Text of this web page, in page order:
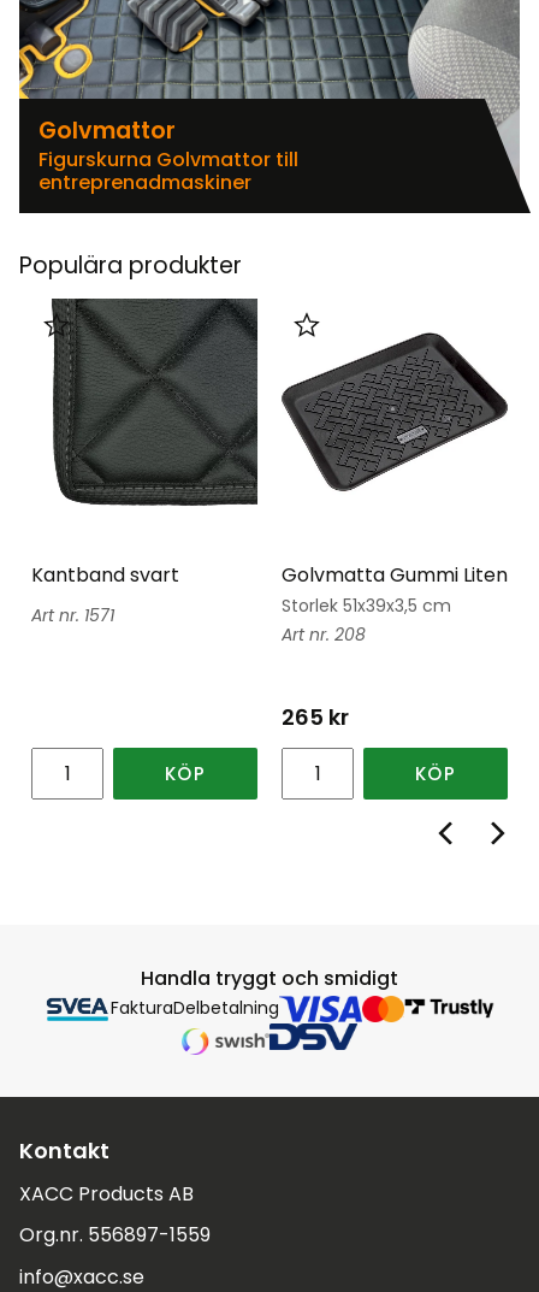
Golvmattor
Figurskurna Golvmattor till
entreprenadmaskiner
Populära produkter
Kantband svart
1571
Lägg till i favoriter
KÖP
Golvmatta Gummi Liten
Storlek 51x39x3,5 cm
208
265 kr
Lägg till i favoriter
KÖP
Handla tryggt och smidigt
FakturaDelbetalning
Kontakt
XACC Products AB
Org.nr. 556897-1559
info@xacc.se